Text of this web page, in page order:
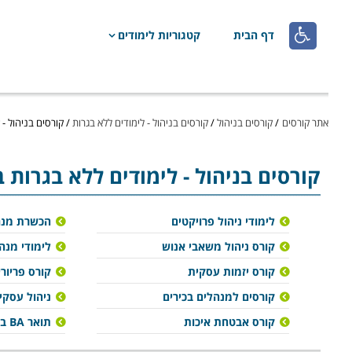
 דף הבית קטגוריות לימודים
אתר קורסים /קורסים בניהול/קורסים בניהול - לימודים ללא בגרות/קורסים בניהול
קורסים בניהול- לימודים ללא
לימודי ניהול פרויקטים
קורס ניהול משאבי אנוש
קורס יזמות עסקית
קורסים למנהלים בכירים
קורס אבטחת איכות
הכשרת
לימודי
קורס
ניהול
תואר BA בניהול